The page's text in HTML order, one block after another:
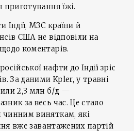
приготування їжі.
Індії, МЗС країни й
США не відповіли на
коментарів.
нафти до Індії зріс
За даними Kpler, у травні
2,3 млн б/д —
за весь час. Це стало
виняткам, які
вже завантажених партій